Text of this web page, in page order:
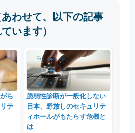
わせて、以下の記事
います）
ち
テ
脆弱性診断が一般化しない
日本、野放しのセキュリテ
ィホールがもたらす危機と
は